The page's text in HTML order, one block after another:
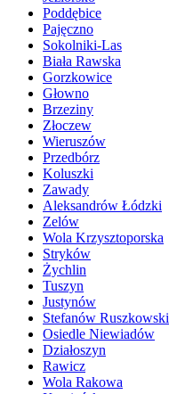
Poddębice
Pajęczno
Sokolniki-Las
Biała Rawska
Gorzkowice
Głowno
Brzeziny
Złoczew
Wieruszów
Przedbórz
Koluszki
Zawady
Aleksandrów Łódzki
Zelów
Wola Krzysztoporska
Stryków
Żychlin
Tuszyn
Justynów
Stefanów Ruszkowski
Osiedle Niewiadów
Działoszyn
Rawicz
Wola Rakowa